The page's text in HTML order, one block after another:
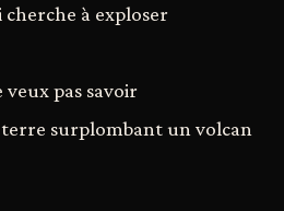
à exploser
veux pas savoir
surplombant un volcan